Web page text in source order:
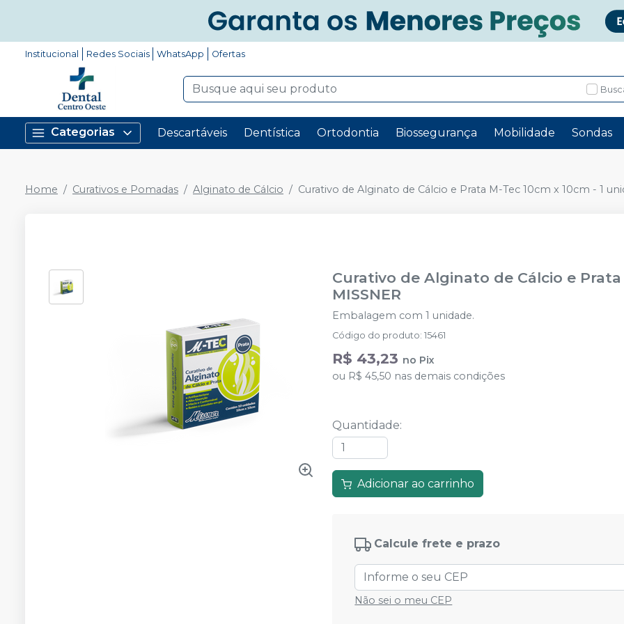
Institucional Redes Sociais WhatsApp Ofertas
Categorias Descartáveis Dentística Ortodontia Biossegurança Mobilidade Sondas
Home Curativos e Pomadas Alginato de Cálcio Curativo de Alginato de Cálcio e Prata M-Tec 10cm x 10cm - 1
Curativo de Alginato de Cálcio e
MISSNER
Embalagem com 1 unidade.
Código do produto:15461
R$ 43,23 no Pix
ou R$ 45,50 nas demais condições
Quantidade:
Adicionar ao carrinho
Calcule frete e prazo
Não sei o meu CEP